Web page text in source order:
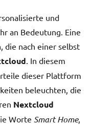
und
an Bedeutung. Eine
die nach einer selbst
. In diesem
dieser Plattform
beleuchten, die
Nextcloud
Worte Smart Home,